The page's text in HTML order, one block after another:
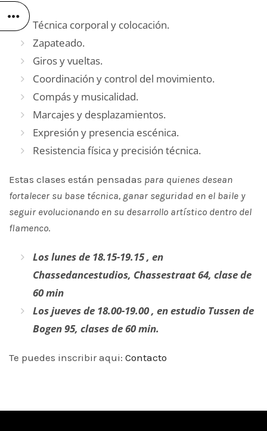
Técnica corporal y colocación.
Zapateado.
Giros y vueltas.
Coordinación y control del movimiento.
Compás y musicalidad.
Marcajes y desplazamientos.
Expresión y presencia escénica.
Resistencia física y precisión técnica.
Estas clases están pensadas para quienes desean
fortalecer su base técnica, ganar seguridad en el baile y
seguir evolucionando en su desarrollo artístico dentro del
flamenco.
Los lunes de 18.15-19.15 , en
Chassedancestudios, Chassestraat 64, clase de
60 min
Los jueves de 18.00-19.00 , en estudio Tussen de
Bogen 95, clases de 60 min.
Te puedes inscribir aqui: Contacto